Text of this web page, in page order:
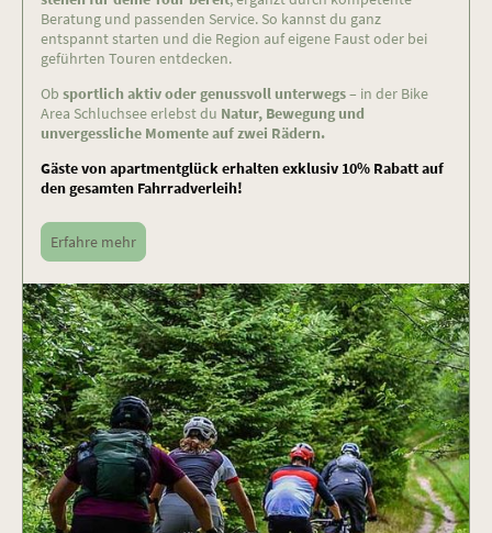
Beratung und passenden Service. So kannst du ganz
entspannt starten und die Region auf eigene Faust oder bei
geführten Touren entdecken.
Ob sportlich aktiv oder genussvoll unterwegs– in der Bike
Area Schluchsee erlebst du Natur, Bewegung und
unvergessliche Momente auf zwei Rädern.
Gäste von apartmentglück erhalten exklusiv 10% Rabatt auf
den gesamten Fahrradverleih!
Erfahre mehr